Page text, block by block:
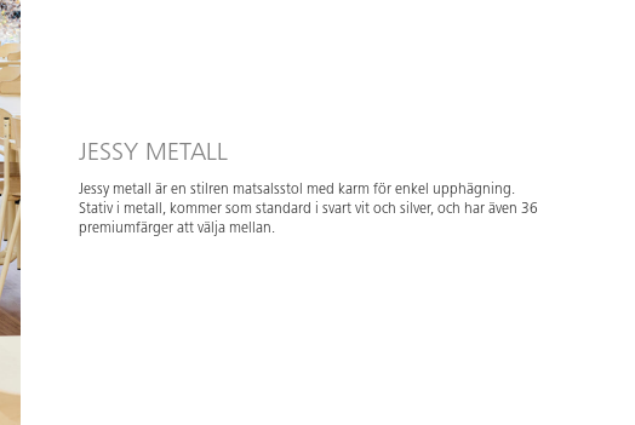
JESSY METALL
Jessy metall är en stilren matsalsstol med karm för enkel upphägning.
Stativ i metall, kommer som standard i svart vit och silver, och har även 36
premiumfärger att välja mellan.